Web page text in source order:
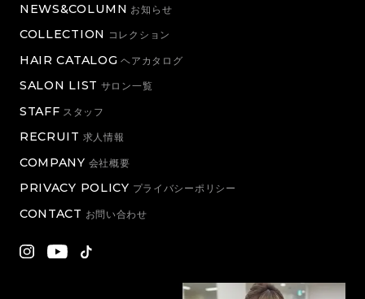
NEWS&COLUMN お知らせ
COLLECTION コレクション
HAIR CATALOG ヘアカタログ
SALON LIST サロン一覧
STAFF スタッフ
RECRUIT 求人情報
COMPANY 会社概要
PRIVACY POLICY プライバシーポリシー
CONTACT お問い合わせ